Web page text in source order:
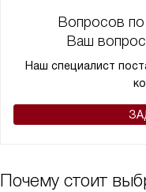
Вопросов по
Ваш
Наш специалист
Почему стоит